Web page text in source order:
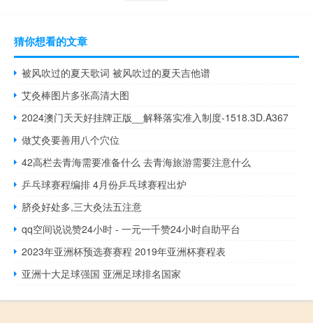
猜你想看的文章
被风吹过的夏天歌词 被风吹过的夏天吉他谱
艾灸棒图片多张高清大图
2024澳门天天好挂牌正版__解释落实准入制度-1518.3D.A367
做艾灸要善用八个穴位
42高栏去青海需要准备什么 去青海旅游需要注意什么
乒乓球赛程编排 4月份乒乓球赛程出炉
脐灸好处多,三大灸法五注意
qq空间说说赞24小时 - 一元一千赞24小时自助平台
2023年亚洲杯预选赛赛程 2019年亚洲杯赛程表
亚洲十大足球强国 亚洲足球排名国家